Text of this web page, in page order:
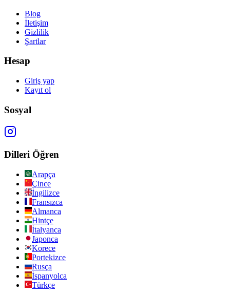
Blog
İletişim
Gizlilik
Şartlar
Hesap
Giriş yap
Kayıt ol
Sosyal
Dilleri Öğren
Arapça
Çince
İngilizce
Fransızca
Almanca
Hintçe
İtalyanca
Japonca
Korece
Portekizce
Rusça
İspanyolca
Türkçe